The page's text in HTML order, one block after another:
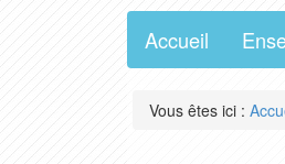
Accueil
Vous êtes ici :